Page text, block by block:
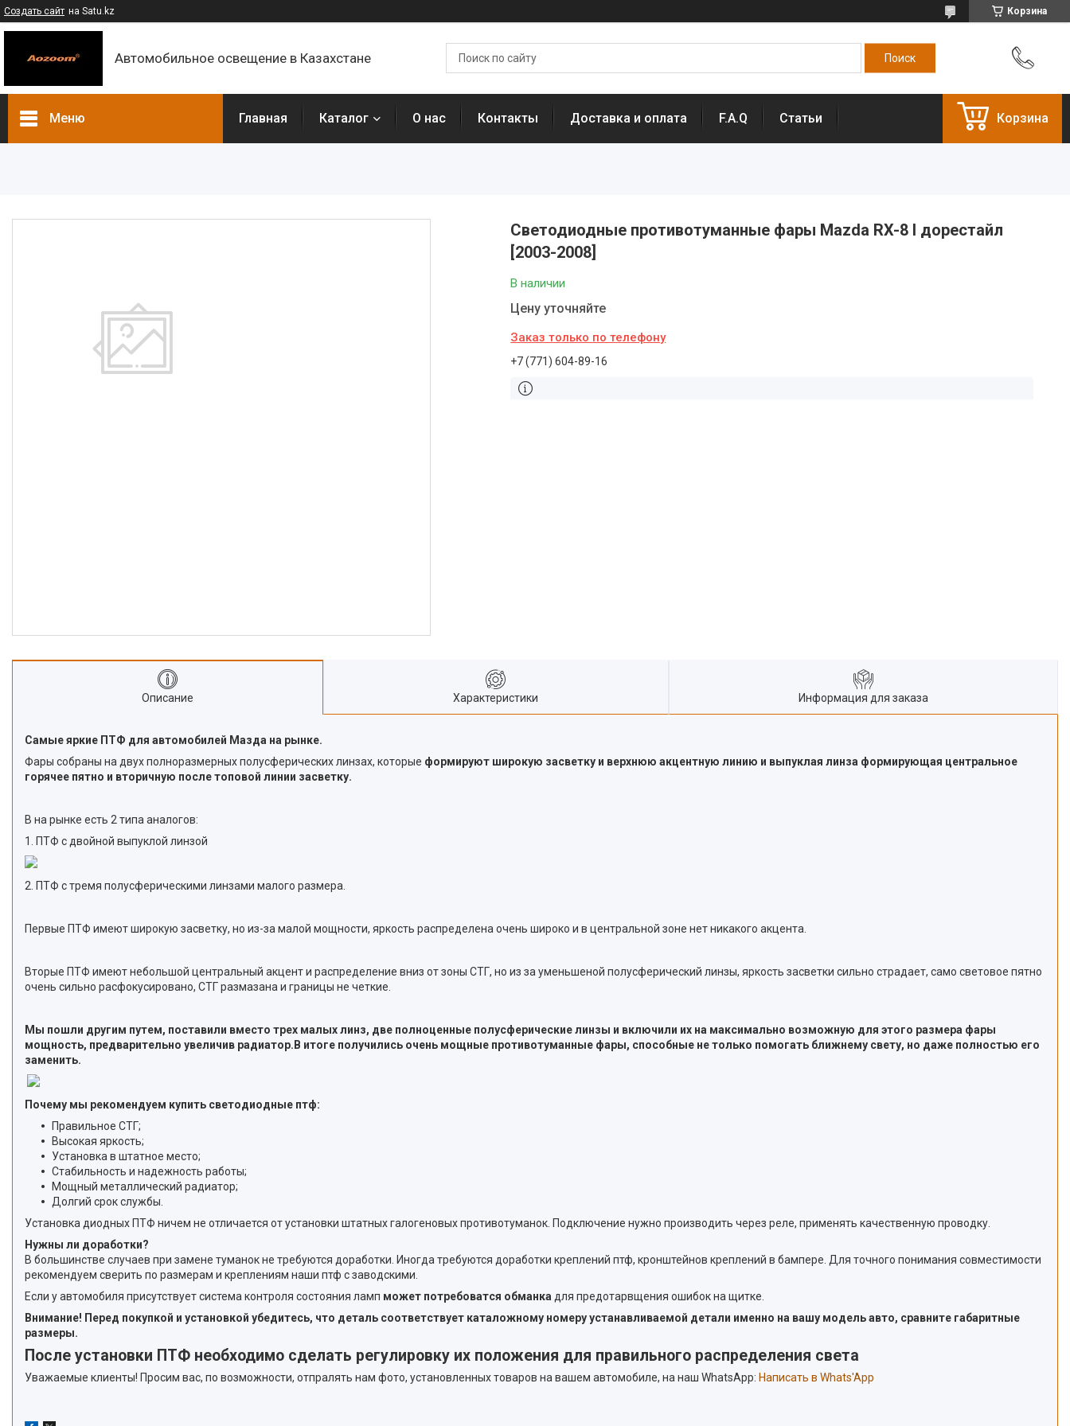
Создать сайт на Satu.kz Корзина
Автомобильное освещение в Казахстане
Меню Главная Каталог О нас Контакты Доставка и оплата F.A.Q Статьи Корзина
Светодиодные противотуманные фары Mazda RX-8 I дорестайл
[2003-2008]
В наличии
Цену уточняйте
Заказ только по телефону
+7 (771) 604-89-16
Описание Характеристики Информация для заказа
Самые яркие ПТФ для автомобилей Мазда на рынке.
Фары собраны на двух полноразмерных полусферических линзах, которые формируют широкую засветку и верхнюю акцентную линию и выпуклая линза формирующая центральное
горячее пятно и вторичную после топовой линии засветку.
В на рынке есть 2 типа аналогов:
1. ПТФ с двойной выпуклой линзой
2. ПТФ с тремя полусферическими линзами малого размера.
Первые ПТФ имеют широкую засветку, но из-за малой мощности, яркость распределена очень широко и в центральной зоне нет никакого акцента.
Вторые ПТФ имеют небольшой центральный акцент и распределение вниз от зоны СТГ, но из за уменьшеной полусферический линзы, яркость засветки сильно страдает, само световое пятно
очень сильно расфокусировано, СТГ размазана и границы не четкие.
Мы пошли другим путем, поставили вместо трех малых линз, две полноценные полусферические линзы и включили их на максимально возможную для этого размера фары
мощность, предварительно увеличив радиатор.В итоге получились очень мощные противотуманные фары, способные не только помогать ближнему свету, но даже полностью его
заменить.
Почему мы рекомендуем купить светодиодные птф:
Правильное СТГ;
Высокая яркость;
Установка в штатное место;
Стабильность и надежность работы;
Мощный металлический радиатор;
Долгий срок службы.
Установка диодных ПТФ ничем не отличается от установки штатных галогеновых противотуманок. Подключение нужно производить через реле, применять качественную проводку.
Нужны ли доработки?
В большинстве случаев при замене туманок не требуются доработки. Иногда требуются доработки креплений птф, кронштейнов креплений в бампере. Для точного понимания совместимости
рекомендуем сверить по размерам и креплениям наши птф с заводскими.
Если у автомобиля присутствует система контроля состояния ламп может потребоватся обманка для предотарвщения ошибок на щитке.
Внимание! Перед покупкой и установкой убедитесь, что деталь соответствует каталожному номеру устанавливаемой детали именно на вашу модель авто, сравните габаритные
размеры.
После установки ПТФ необходимо сделать регулировку их положения для правильного распределения света
Уважаемые клиенты! Просим вас, по возможности, отпралять нам фото, установленных товаров на вашем автомобиле, на наш WhatsApp: Написать в Whats'App